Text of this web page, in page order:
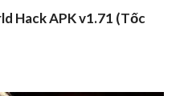
Hack APK v1.71 (Tốc